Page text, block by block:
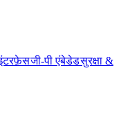
इंटरफ़ेस​​जी-पी एंबेडेड​​सुरक्षा &